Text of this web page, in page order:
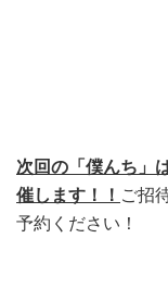
次回の「僕んち」
催します！！ ご招
予約ください！